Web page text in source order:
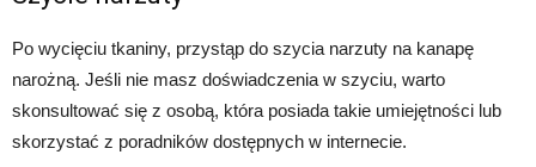
Po wycięciu tkaniny, przystąp do szycia narzuty na kanapę
narożną. Jeśli nie masz doświadczenia w szyciu, warto
skonsultować się z osobą, która posiada takie umiejętności lub
skorzystać z poradników dostępnych w internecie.